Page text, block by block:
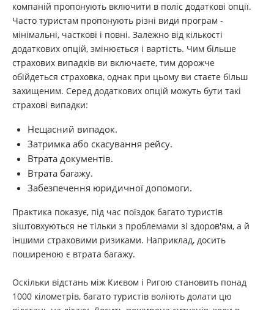
компаній пропонують включити в поліс додаткові опції.
Часто туристам пропонують різні види програм -
мінімальні, часткові і повні. Залежно від кількості
додаткових опцій, змінюється і вартість. Чим більше
страхових випадків ви включаєте, тим дорожче
обійдеться страховка, однак при цьому ви стаєте більш
захищеним. Серед додаткових опцій можуть бути такі
страхові випадки:
Нещасний випадок.
Затримка або скасування рейсу.
Втрата документів.
Втрата багажу.
Забезпечення юридичної допомоги.
Практика показує, під час поїздок багато туристів
зіштовхуються не тільки з проблемами зі здоров'ям, а й
іншими страховими ризиками. Наприклад, досить
поширеною є втрата багажу.
Оскільки відстань між Києвом і Ригою становить понад
1000 кілометрів, багато туристів воліють долати цю